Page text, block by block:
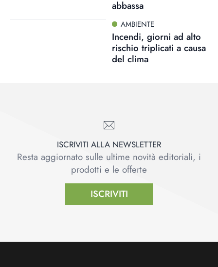
abbassa
AMBIENTE
Incendi, giorni ad alto
rischio triplicati a causa
del clima
ISCRIVITI ALLA NEWSLETTER
Resta aggiornato sulle ultime novità editoriali, i
prodotti e le offerte
ISCRIVITI